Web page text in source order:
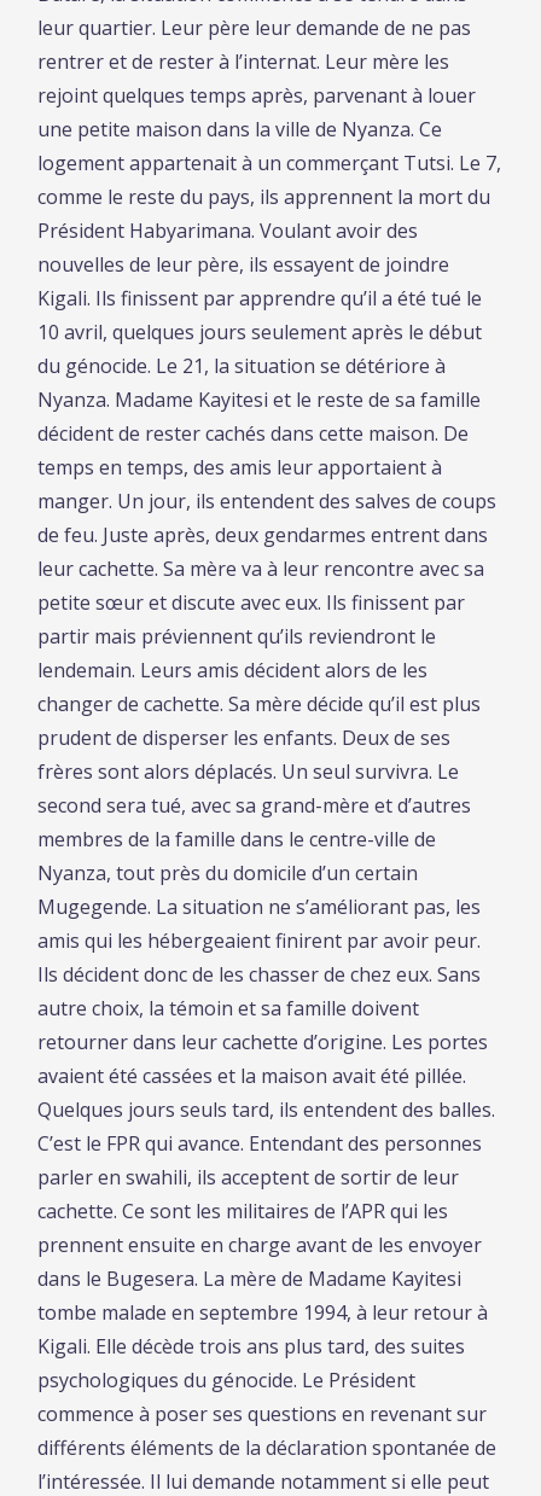
leur quartier. Leur père leur demande de ne pas
rentrer et de rester à l’internat. Leur mère les
rejoint quelques temps après, parvenant à louer
une petite maison dans la ville de Nyanza. Ce
logement appartenait à un commerçant Tutsi. Le 7,
comme le reste du pays, ils apprennent la mort du
Président Habyarimana. Voulant avoir des
nouvelles de leur père, ils essayent de joindre
Kigali. Ils finissent par apprendre qu’il a été tué le
10 avril, quelques jours seulement après le début
du génocide. Le 21, la situation se détériore à
Nyanza. Madame Kayitesi et le reste de sa famille
décident de rester cachés dans cette maison. De
temps en temps, des amis leur apportaient à
manger. Un jour, ils entendent des salves de coups
de feu. Juste après, deux gendarmes entrent dans
leur cachette. Sa mère va à leur rencontre avec sa
petite sœur et discute avec eux. Ils finissent par
partir mais préviennent qu’ils reviendront le
lendemain. Leurs amis décident alors de les
changer de cachette. Sa mère décide qu’il est plus
prudent de disperser les enfants. Deux de ses
frères sont alors déplacés. Un seul survivra. Le
second sera tué, avec sa grand-mère et d’autres
membres de la famille dans le centre-ville de
Nyanza, tout près du domicile d’un certain
Mugegende. La situation ne s’améliorant pas, les
amis qui les hébergeaient finirent par avoir peur.
Ils décident donc de les chasser de chez eux. Sans
autre choix, la témoin et sa famille doivent
retourner dans leur cachette d’origine. Les portes
avaient été cassées et la maison avait été pillée.
Quelques jours seuls tard, ils entendent des balles.
C’est le FPR qui avance. Entendant des personnes
parler en swahili, ils acceptent de sortir de leur
cachette. Ce sont les militaires de l’APR qui les
prennent ensuite en charge avant de les envoyer
dans le Bugesera. La mère de Madame Kayitesi
tombe malade en septembre 1994, à leur retour à
Kigali. Elle décède trois ans plus tard, des suites
psychologiques du génocide. Le Président
commence à poser ses questions en revenant sur
différents éléments de la déclaration spontanée de
l’intéressée. Il lui demande notamment si elle peut